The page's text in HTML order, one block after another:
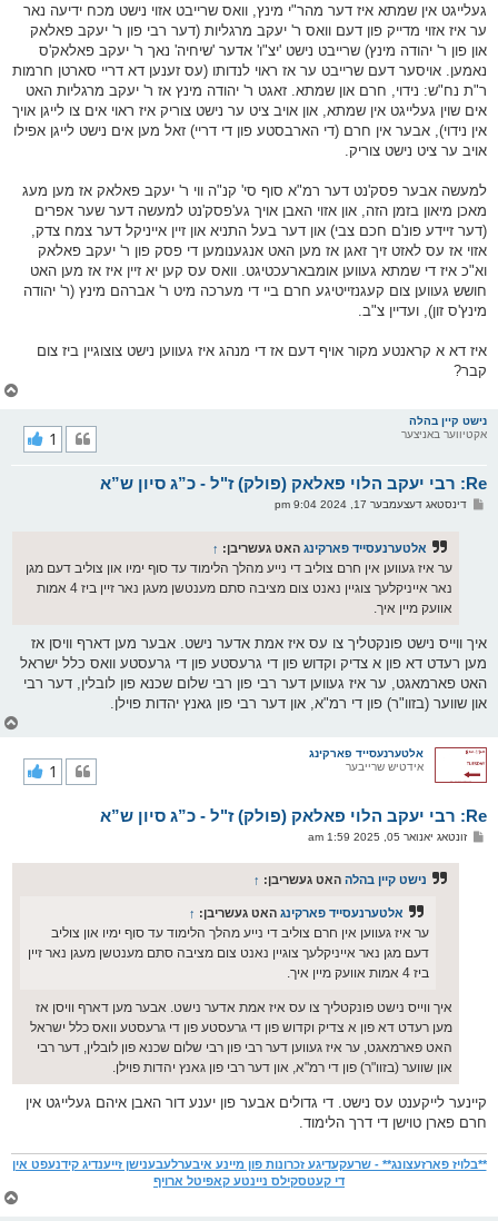
געלייגט אין שמתא איז דער מהר"י מינץ, וואס שרייבט אזוי נישט מכח ידיעה נאר
ער איז אזוי מדייק פון דעם וואס ר' יעקב מרגליות (דער רבי פון ר' יעקב פאלאק
און פון ר' יהודה מינץ) שרייבט נישט 'יצ"ו' אדער 'שיחיה' נאך ר' יעקב פאלאק'ס
נאמען. אויסער דעם שרייבט ער אז ראוי לנדותו (עס זענען דא דריי סארטן חרמות
ר"ת נח"ש: נידוי, חרם און שמתא. זאגט ר' יהודה מינץ אז ר' יעקב מרגליות האט
אים שוין געלייגט אין שמתא, און אויב ציט ער נישט צוריק איז ראוי אים צו לייגן אויך
אין נידוי), אבער אין חרם (די הארבסטע פון די דריי) זאל מען אים נישט לייגן אפילו
אויב ער ציט נישט צוריק.
למעשה אבער פסק'נט דער רמ"א סוף סי' קנ"ה ווי ר' יעקב פאלאק אז מען מעג
מאכן מיאון בזמן הזה, און אזוי האבן אויך גע'פסק'נט למעשה דער שער אפרים
(דער זיידע פונ'ם חכם צבי) און דער בעל התניא און זיין אייניקל דער צמח צדק,
אזוי אז עס לאזט זיך זאגן אז מען האט אנגענומען די פסק פון ר' יעקב פאלאק
וא"כ איז די שמתא געווען אומבארעכטיגט. וואס עס קען יא זיין איז אז מען האט
חושש געווען צום קעגנזייטיגע חרם ביי די מערכה מיט ר' אברהם מינץ (ר' יהודה
מינץ'ס זון), ועדיין צ"ב.
איז דא א קראנטע מקור אויף דעם אז די מנהג איז געווען נישט צוצוגיין ביז צום
קבר?
נישט קיין בהלה
אקטיווער באניצער
Re: רבי יעקב הלוי פאלאק (פולק) ז"ל - כ”ג סיון ש”א
1
פדינסטאג דעצעמבער 17, 2024 9:04 pm
אלטערנעסייד פארקינג האט געשריבן: ↑
ער איז געווען אין חרם צוליב די נייע מהלך הלימוד עד סוף ימיו און צוליב דעם מגן
נאר אייניקלעך צוגיין נאנט צום מציבה סתם מענטשן מעגן נאר זיין ביז 4 אמות
אוועק מיין איך.
איך ווייס נישט פונקטליך צו עס איז אמת אדער נישט. אבער מען דארף וויסן אז
מען רעדט דא פון א צדיק וקדוש פון די גרעסטע פון די גרעסטע וואס כלל ישראל
האט פארמאגט, ער איז געווען דער רבי פון רבי שלום שכנא פון לובלין, דער רבי
און שווער (בזוו"ר) פון די רמ"א, און דער רבי פון גאנץ יהדות פוילן.
אלטערנעסייד פארקינג
אידטיש שרייבער
Re: רבי יעקב הלוי פאלאק (פולק) ז"ל - כ”ג סיון ש”א
1
פזונטאג יאנואר 05, 2025 1:59 am
נישט קיין בהלה האט געשריבן: ↑
אלטערנעסייד פארקינג האט געשריבן: ↑
ער איז געווען אין חרם צוליב די נייע מהלך הלימוד עד סוף ימיו און צוליב
דעם מגן נאר אייניקלעך צוגיין נאנט צום מציבה סתם מענטשן מעגן נאר זיין
ביז 4 אמות אוועק מיין איך.
איך ווייס נישט פונקטליך צו עס איז אמת אדער נישט. אבער מען דארף וויסן אז
מען רעדט דא פון א צדיק וקדוש פון די גרעסטע פון די גרעסטע וואס כלל ישראל
האט פארמאגט, ער איז געווען דער רבי פון רבי שלום שכנא פון לובלין, דער רבי
און שווער (בזוו"ר) פון די רמ"א, און דער רבי פון גאנץ יהדות פוילן.
קיינער לייקענט עס נישט. די גדולים אבער פון יענע דור האבן איהם געלייגט אין
חרם פארן טוישן די דרך הלימוד.
**בלויז פארזעצונג** - שרעקעדיגע זכרונות פון מיינע איבערלעבענישן זייענדיג קידנעפט אין
די קעטסקילס ניינטע קאפיטל ארויף